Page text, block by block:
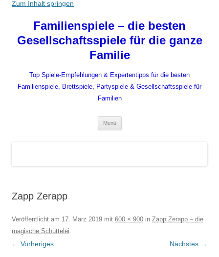
Zum Inhalt springen
Familienspiele – die besten
Gesellschaftsspiele für die ganze
Familie
Top Spiele-Empfehlungen & Expertentipps für die besten
Familienspiele, Brettspiele, Partyspiele & Gesellschaftsspiele für
Familien
Menü
Zapp Zerapp
Veröffentlicht am 17. März 2019 mit 600 × 900 in Zapp Zerapp – die
magische Schüttelei.
← Vorheriges Nächstes →